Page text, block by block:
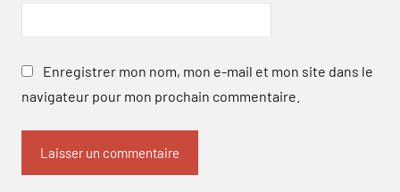
Enregistrer mon nom, mon e-mail et mon site dans le
navigateur pour mon prochain commentaire.